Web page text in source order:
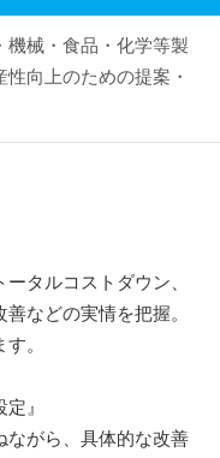
機械・食品・化学等製
向上のための提案・
タルコストダウン、
などの実情を把握。
。
』
ながら、具体的な改善